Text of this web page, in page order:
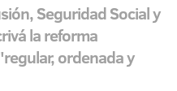
Seguridad Social y
la reforma
ordenada y